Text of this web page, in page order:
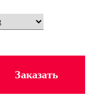
Заказать